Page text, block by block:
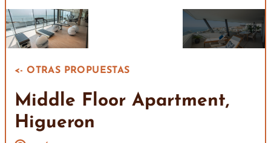
<- OTRAS PROPUESTAS
Middle Floor Apartment,
Higueron